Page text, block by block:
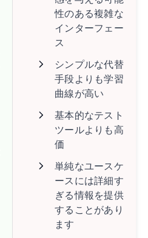
性のある複雑な
インターフェー
ス
シンプルな代替
手段よりも学習
曲線が高い
基本的なテスト
ツールよりも高
価
単純なユースケ
ースには詳細す
ぎる情報を提供
することがあり
ます